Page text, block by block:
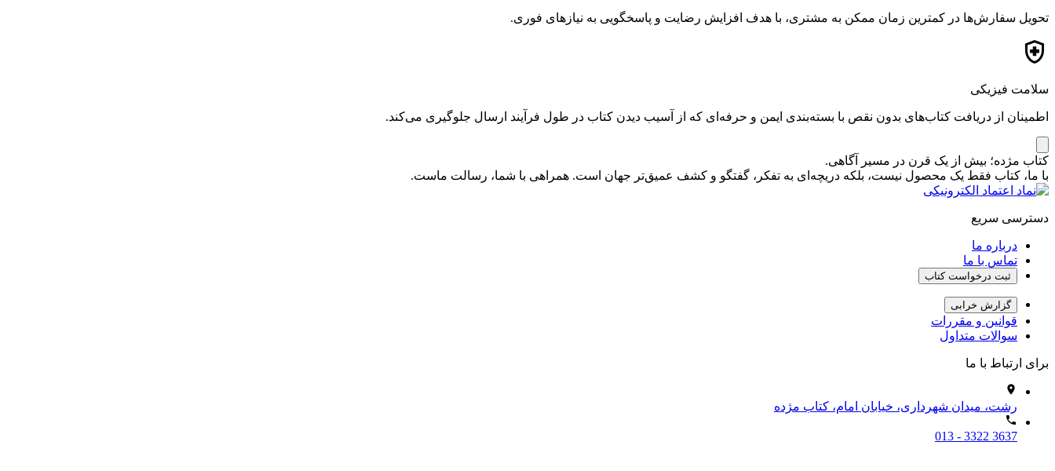
تحویل سفارش‌ها در کمترین زمان ممکن به مشتری، با هدف افزایش رضایت و پاسخگویی به نیازهای فوری.
سلامت فیزیکی
اطمینان از دریافت کتاب‌های بدون نقص با بسته‌بندی ایمن و حرفه‌ای که از آسیب دیدن کتاب در طول فرآیند ارسال جلوگیری می‌کند.
کتاب مژده؛ بیش از یک قرن در مسیر آگاهی.
با ما، کتاب فقط یک محصول نیست، بلکه دریچه‌ای به تفکر، گفتگو و کشف عمیق‌تر جهان است. همراهی با شما، رسالت ماست.
دسترسی سریع
درباره ما
تماس با ما
ثبت درخواست کتاب
گزارش خرابی
قوانین و مقررات
سوالات متداول
برای ارتباط با ما
رشت، میدان شهرداری، خیابان امام، کتاب مژده
013 - 3322 3637